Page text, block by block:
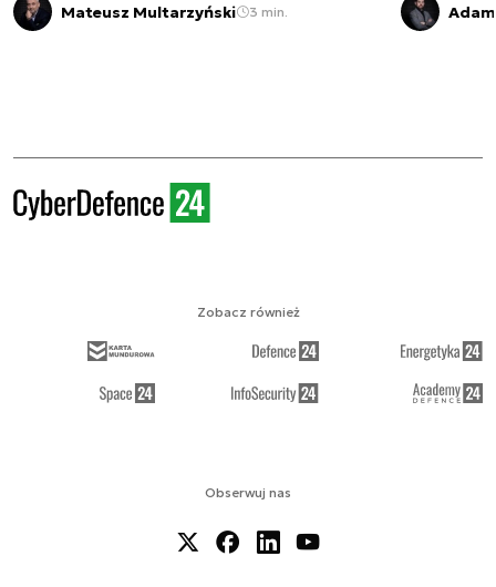
Mateusz Multarzyński 3 min.
Obserwuj nas
Zobacz również